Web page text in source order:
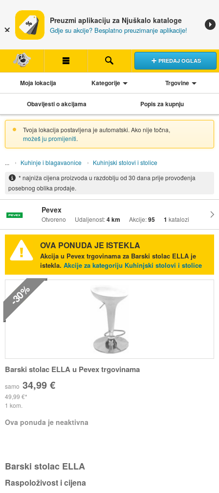
Preuzmi aplikaciju za Njuškalo kataloge
Gdje su akcije? Besplatno preuzimanje aplikacije!
PREDAJ OGLAS
Moja lokacija Kategorije Trgovine
Obavijesti o akcijama Popis za kupnju
Tvoja lokacija postavljena je automatski. Ako nije točna,
možeš ju promijeniti.
Kuhinje i blagavaonice
Kuhinjski stolovi i stolice
* najniža cijena proizvoda u razdoblju od 30 dana prije provođenja
posebnog oblika prodaje.
Pevex
Otvoreno Udaljenost:4 km Akcije:95 1 katalozi
OVA PONUDA JE ISTEKLA
Akcija u Pevex trgovinama za Barski stolac ELLA je
istekla. Akcije za kategoriju Kuhinjski stolovi i stolice
-30%
Barski stolac ELLA u Pevex trgovinama
samo 34,99 €
49,99 €
1 kom.
Ova ponuda je neaktivna
Barski stolac ELLA
Raspoloživost i cijena